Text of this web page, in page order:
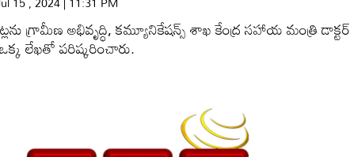
గ్రామీణ అభివృద్ధి, కమ్యూనికేషన్స్‌ శాఖ కేంద్ర సహాయ మంత్రి డాక్టర్‌
లేఖతో పరిష్కరించారు.